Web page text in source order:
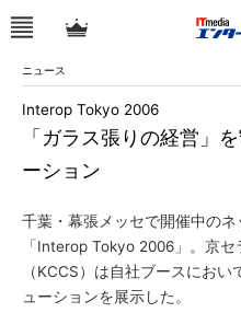
ニュース
「ガラス張りの経営」
ーション
Interop Tokyo 2006
千葉・幕張メッセで開催中の
「Interop Tokyo 2006」。京
（KCCS）は自社ブースにお
ューションを展示した。